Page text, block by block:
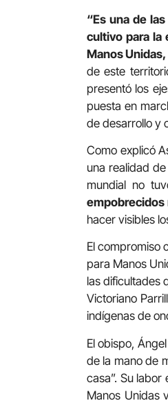
“Es una de
cultivo para la
Manos
de este
presentó los
puesta en
de desarrollo y
Como explicó
una realidad
mundial no
empobrecidos
hacer visibles
El compromiso
para Manos
las dificultades
Victoriano
indígenas de
El obispo,
de la mano de
casa”. Su
Manos Unidas